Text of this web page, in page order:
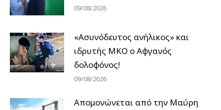
09/08/2026
«Ασυνόδευτος ανήλικος» και
ιδρυτής ΜΚΟ ο Αφγανός
δολοφόνος!
09/08/2026
Απομονώνεται από την Μαύρη